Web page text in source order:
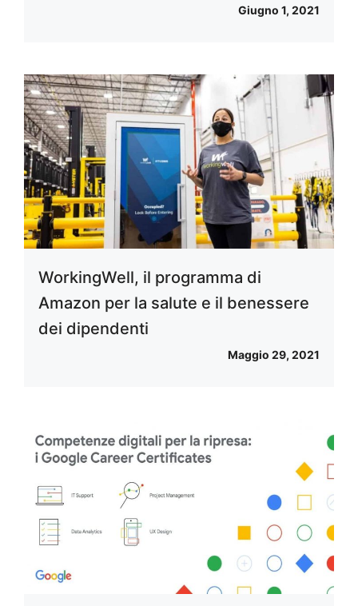
Giugno 1, 2021
WorkingWell, il programma di
Amazon per la salute e il benessere
dei dipendenti
Maggio 29, 2021